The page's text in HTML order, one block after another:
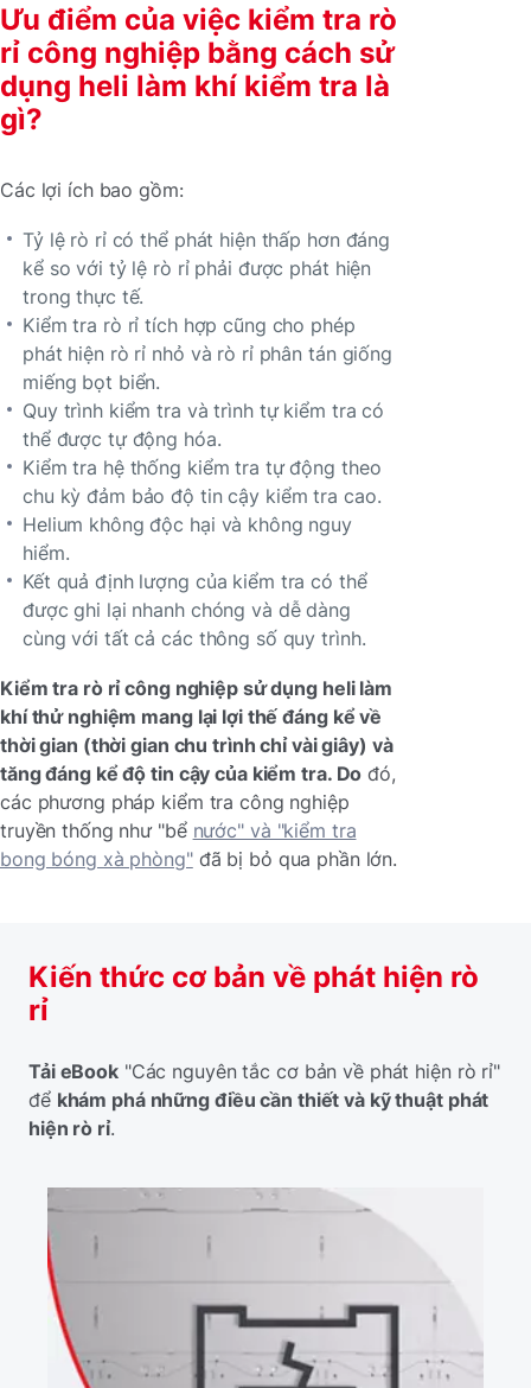
Ưu điểm của việc kiểm tra rò
rỉ công nghiệp bằng cách sử
dụng heli làm khí kiểm tra là
gì?
Các lợi ích bao gồm:
Tỷ lệ rò rỉ có thể phát hiện thấp hơn đáng
kể so với tỷ lệ rò rỉ phải được phát hiện
trong thực tế.
Kiểm tra rò rỉ tích hợp cũng cho phép
phát hiện rò rỉ nhỏ và rò rỉ phân tán giống
miếng bọt biển.
Quy trình kiểm tra và trình tự kiểm tra có
thể được tự động hóa.
Kiểm tra hệ thống kiểm tra tự động theo
chu kỳ đảm bảo độ tin cậy kiểm tra cao.
Helium không độc hại và không nguy
hiểm.
Kết quả định lượng của kiểm tra có thể
được ghi lại nhanh chóng và dễ dàng
cùng với tất cả các thông số quy trình.
Kiểm tra rò rỉ công nghiệp sử dụng heli làm
khí thử nghiệm mang lại lợi thế đáng kể về
thời gian (thời gian chu trình chỉ vài giây) và
tăng đáng kể độ tin cậy của kiểm tra. Do đó,
các phương pháp kiểm tra công nghiệp
truyền thống như "bể nước" và "kiểm tra
bong bóng xà phòng"đã bị bỏ qua phần lớn.
Kiến thức cơ bản về phát hiện rò
rỉ
Tải eBook"Các nguyên tắc cơ bản về phát hiện rò rỉ"
để khám phá những điều cần thiết và kỹ thuật phát
hiện rò rỉ.